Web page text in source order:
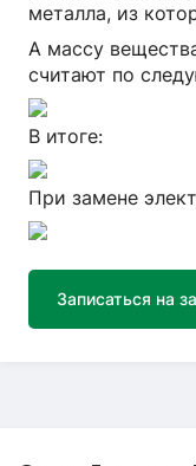
металла, из
А массу
считают по
В итоге:
При замене
Записаться на